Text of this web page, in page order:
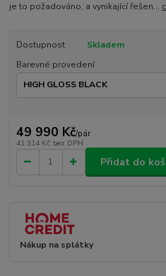
je to požadováno, a vynikající řešen...
Dostupnost
Skladem
Barevné provedení
49 990 Kč/pár
41 314 Kč bez DPH
Přidat do
Nákup na splátky